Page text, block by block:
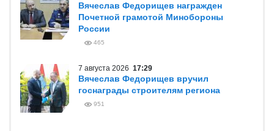
Вячеслав Федорищев награжден
Почетной грамотой Минобороны
России
465
7 августа 2026 17:29
Вячеслав Федорищев вручил
госнаграды строителям региона
951